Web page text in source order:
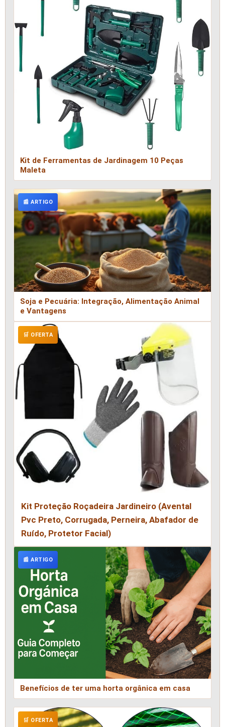
Kit de Ferramentas de Jardinagem 10 Peças
Maleta
📰 ARTIGO
Soja e Pecuária: Integração, Alimentação Animal
e Vantagens
🛒 OFERTA
Kit Proteção Roçadeira Jardineiro (Avental
Pvc Preto, Corrugada, Perneira, Abafador de
Ruído, Protetor Facial)
📰 ARTIGO
Benefícios de ter uma horta orgânica em casa
🛒 OFERTA